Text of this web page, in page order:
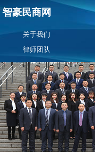
智豪民商网
关于我们
律师团队